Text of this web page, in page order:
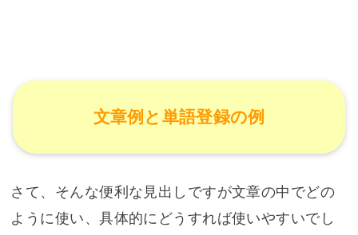
文章例と単語登録の例
さて、そんな便利な見出しですが文章の中でどの
ように使い、具体的にどうすれば使いやすいでし